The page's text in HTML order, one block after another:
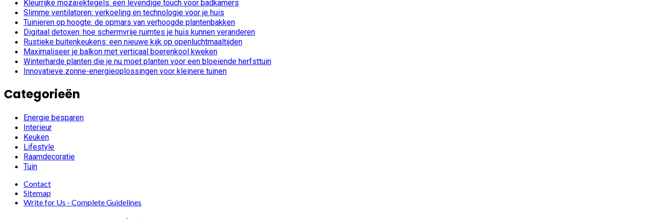
Kleurrijke mozaïektegels: een levendige touch voor badkamers
Slimme ventilatoren: verkoeling en technologie voor je huis
Tuinieren op hoogte: de opmars van verhoogde plantenbakken
Digitaal detoxen: hoe schermvrije ruimtes je huis kunnen veranderen
Rustieke buitenkeukens: een nieuwe kijk op openluchtmaaltijden
Maximaliseer je balkon met verticaal boerenkool kweken
Winterharde planten die je nu moet planten voor een bloeiende herfsttuin
Innovatieve zonne-energieoplossingen voor kleinere tuinen
Categorieën
Energie besparen
Interieur
Keuken
Lifestyle
Raamdecoratie
Tuin
Contact
Sitemap
Write for Us - Complete Guidelines